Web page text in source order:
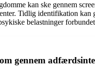
kan ske gennem
Tidlig identifikation
belastninger
gennem